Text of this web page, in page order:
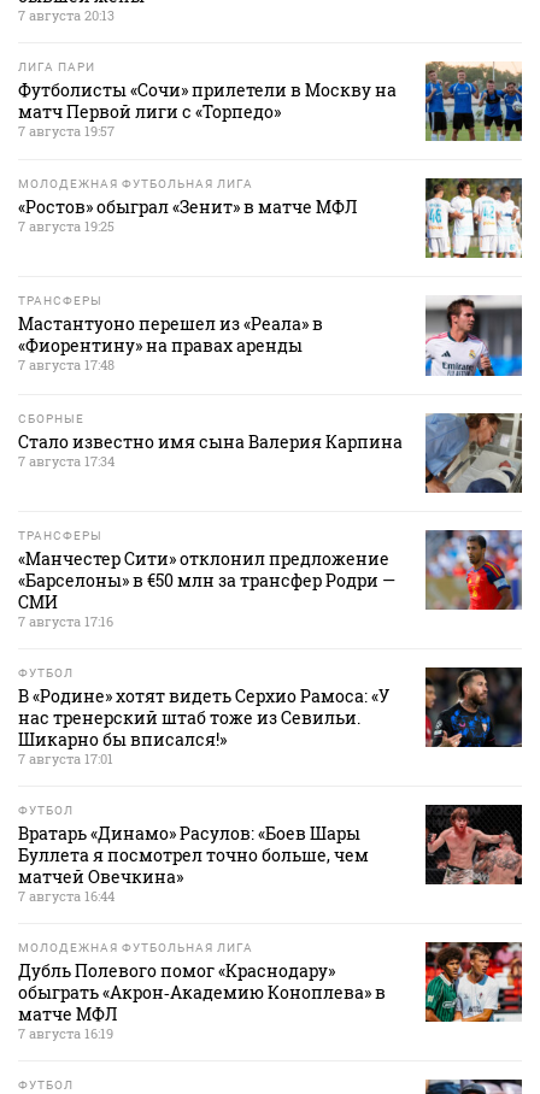
7 августа 20:13
ЛИГА ПАРИ
Футболисты «Сочи» прилетели в Москву на
матч Первой лиги с «Торпедо»
7 августа 19:57
МОЛОДЕЖНАЯ ФУТБОЛЬНАЯ ЛИГА
«Ростов» обыграл «Зенит» в матче МФЛ
7 августа 19:25
ТРАНСФЕРЫ
Мастантуоно перешел из «Реала» в
«Фиорентину» на правах аренды
7 августа 17:48
СБОРНЫЕ
Стало известно имя сына Валерия Карпина
7 августа 17:34
ТРАНСФЕРЫ
«Манчестер Сити» отклонил предложение
«Барселоны» в €50 млн за трансфер Родри —
СМИ
7 августа 17:16
ФУТБОЛ
В «Родине» хотят видеть Серхио Рамоса: «У
нас тренерский штаб тоже из Севильи.
Шикарно бы вписался!»
7 августа 17:01
ФУТБОЛ
Вратарь «Динамо» Расулов: «Боев Шары
Буллета я посмотрел точно больше, чем
матчей Овечкина»
7 августа 16:44
МОЛОДЕЖНАЯ ФУТБОЛЬНАЯ ЛИГА
Дубль Полевого помог «Краснодару»
обыграть «Акрон‑Академию Коноплева» в
матче МФЛ
7 августа 16:19
ФУТБОЛ